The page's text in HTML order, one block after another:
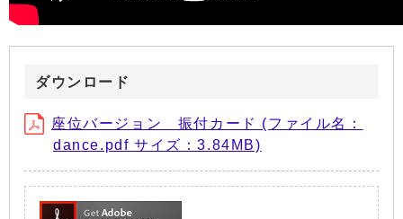
ダウンロード
座位バージョン 振付カード (ファイル名：
dance.pdf サイズ：3.84MB)